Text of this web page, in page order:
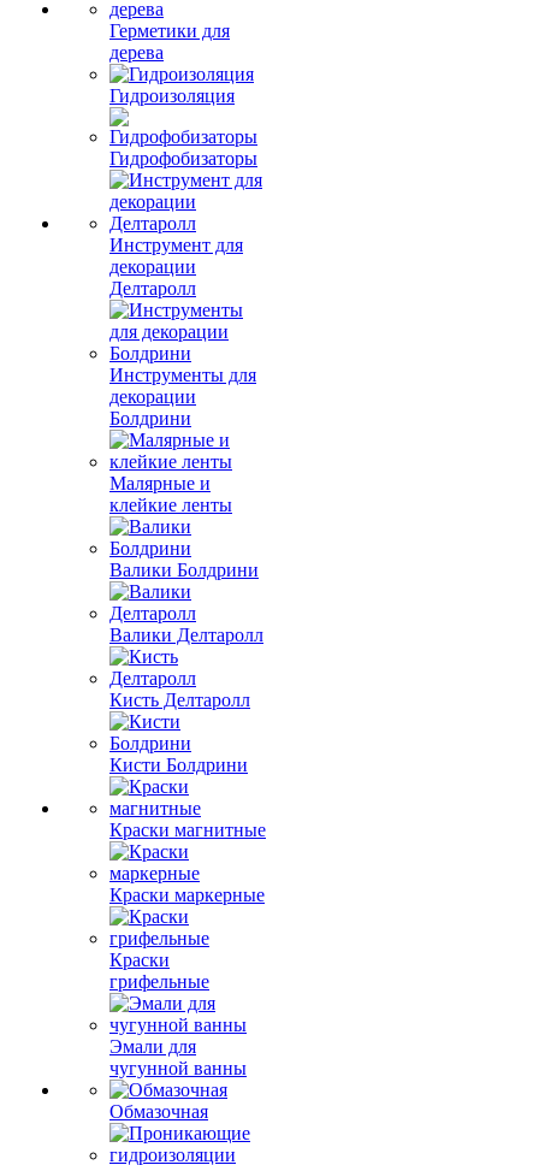
Герметики для
дерева
Гидроизоляция
Гидрофобизаторы
Инструмент для
декорации
Делтаролл
Инструменты для
декорации
Болдрини
Малярные и
клейкие ленты
Валики Болдрини
Валики Делтаролл
Кисть Делтаролл
Кисти Болдрини
Краски магнитные
Краски маркерные
Краски
грифельные
Эмали для
чугунной ванны
Обмазочная